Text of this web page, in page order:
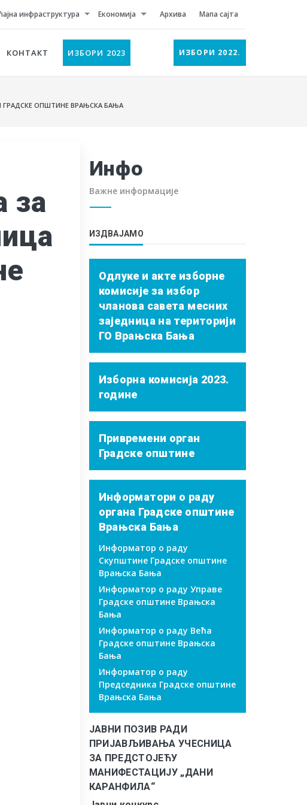
инфраструктура Економија Архива Мапа сајта
КОНТАКТ ИЗБОРИ 2023 ИЗБОРИ 2022.
ОПШТИНЕ ВРАЊСКА БАЊА
за
Инфо
Важне информације
ИЗДВАЈАМО
Одлуке и акте изборне
комисије за избор
чланова савета месних
заједница на територији
ГО Врањска Бања
Изборна комисија 2023.
године
Привремени орган
Градске општине
Информатори о раду
органа Градске општине
Врањска Бања
Информатор о раду
Скупштине Градске општине
Врањска Бања
Информатор о раду Управе
Градске општине Врањска
Бања
Информатор о раду Већа
Градске општине Врањска
Бања
Информатор о раду
Председника Градске општине
Врањска Бања
ЈАВНИ ПОЗИВ РАДИ
ПРИЈАВЉИВАЊА УЧЕСНИЦА
ЗА ПРЕДСТОЈЕЋУ
МАНИФЕСТАЦИЈУ „ДАНИ
КАРАНФИЛА“